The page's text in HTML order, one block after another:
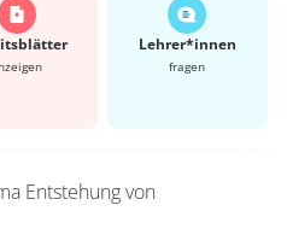
Lehrer*​innen
fragen
Entstehung von